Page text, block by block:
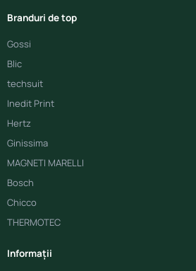
Branduri de top
Gossi
Blic
techsuit
Inedit Print
Hertz
Ginissima
MAGNETI MARELLI
Bosch
Chicco
THERMOTEC
Informații